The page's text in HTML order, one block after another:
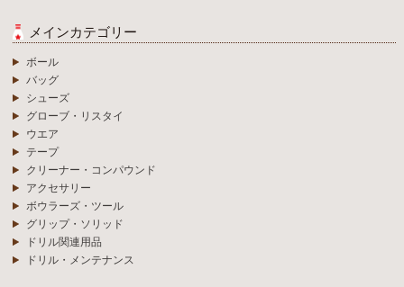
メインカテゴリー
ボール
バッグ
シューズ
グローブ・リスタイ
ウエア
テープ
クリーナー・コンパウンド
アクセサリー
ボウラーズ・ツール
グリップ・ソリッド
ドリル関連用品
ドリル・メンテナンス